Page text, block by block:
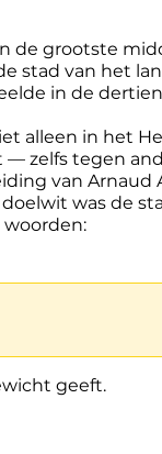
de grootste
stad van het
in de
alleen in het
— zelfs tegen
van Arnaud
was de
woorden:
geeft.